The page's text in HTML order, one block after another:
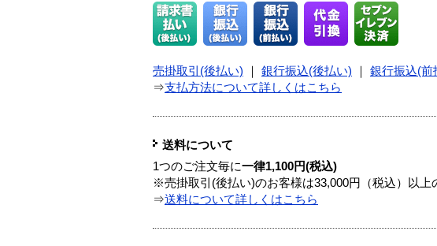
売掛取引(後払い) 銀行振込(後払い) 銀行振込(前
⇒支払方法について詳しくはこちら
送料について
1つのご注文毎に一律1,100円(税込)
※売掛取引(後払い)のお客様は33,000円（税込）以上
⇒送料について詳しくはこちら